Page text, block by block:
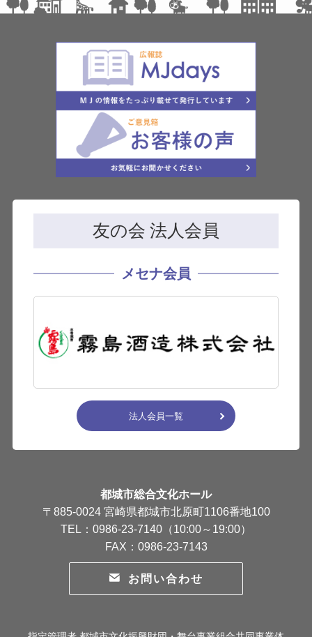
友の会 法人会員
メセナ会員
法人会員一覧
都城市総合文化ホール
〒885-0024 宮崎県都城市北原町1106番地100
TEL：0986-23-7140（10:00～19:00）
FAX：0986-23-7143
お問い合わせ